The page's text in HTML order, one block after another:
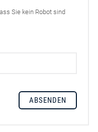
Sie kein Robot sind